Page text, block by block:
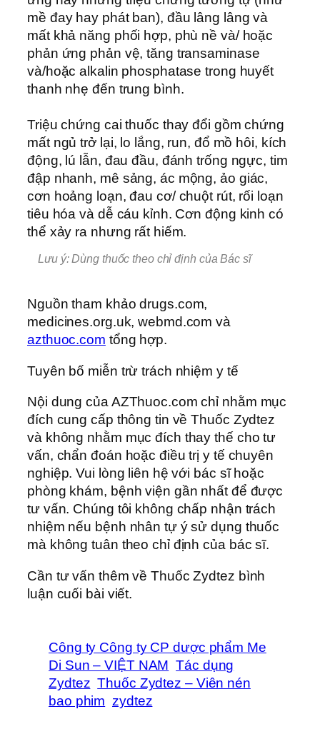
mề đay hay phát ban), đầu lâng lâng và
mất khả năng phối hợp, phù nề và/ hoặc
phản ứng phản vệ, tăng transaminase
và/hoặc alkalin phosphatase trong huyết
thanh nhẹ đến trung bình.
Triệu chứng cai thuốc thay đổi gồm chứng
mất ngủ trở lại, lo lắng, run, đổ mồ hôi, kích
động, lú lẫn, đau đầu, đánh trống ngực, tim
đập nhanh, mê sảng, ác mộng, ảo giác,
cơn hoảng loạn, đau cơ/ chuột rút, rối loạn
tiêu hóa và dễ cáu kỉnh. Cơn động kinh có
thể xảy ra nhưng rất hiếm.
Lưu ý: Dùng thuốc theo chỉ định của Bác sĩ
Nguồn tham khảo drugs.com,
medicines.org.uk, webmd.com và
azthuoc.com tổng hợp.
Tuyên bố miễn trừ trách nhiệm y tế
Nội dung của AZThuoc.com chỉ nhằm mục
đích cung cấp thông tin về Thuốc Zydtez
và không nhằm mục đích thay thế cho tư
vấn, chẩn đoán hoặc điều trị y tế chuyên
nghiệp. Vui lòng liên hệ với bác sĩ hoặc
phòng khám, bệnh viện gần nhất để được
tư vấn. Chúng tôi không chấp nhận trách
nhiệm nếu bệnh nhân tự ý sử dụng thuốc
mà không tuân theo chỉ định của bác sĩ.
Cần tư vấn thêm về Thuốc Zydtez bình
luận cuối bài viết.
Công ty Công ty CP dược phẩm Me
Di Sun – VIỆT NAM Tác dụng
Zydtez Thuốc Zydtez – Viên nén
bao phim zydtez